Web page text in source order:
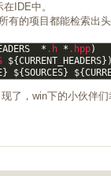
IDE中。
有的项目都能检索出
* .h * .hpp)
${CURRENT_HEADERS} )
} ${SOURCES} ${
了，win下的小伙伴们